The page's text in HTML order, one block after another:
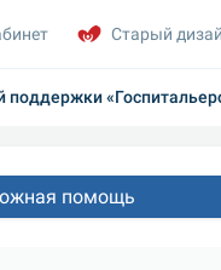
помощь
Старый